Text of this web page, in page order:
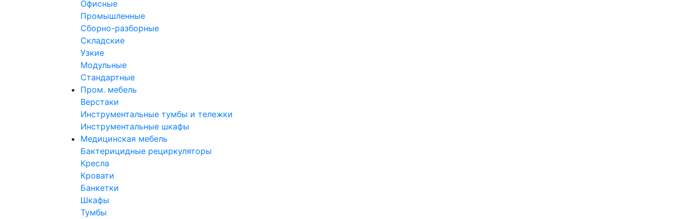
Офисные
Промышленные
Сборно-разборные
Складские
Узкие
Модульные
Стандартные
Пром. мебель
Верстаки
Инструментальные тумбы и тележки
Инструментальные шкафы
Медицинская мебель
Бактерицидные рециркуляторы
Кресла
Кровати
Банкетки
Шкафы
Тумбы